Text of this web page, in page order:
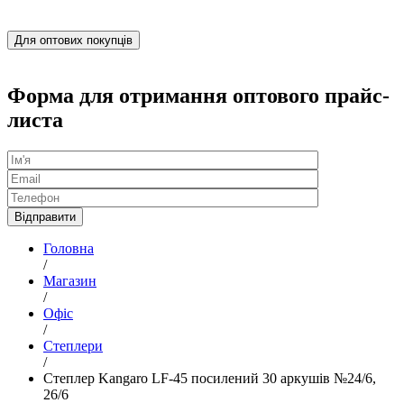
Для оптових покупців
Форма для отримання оптового прайс-
листа
Головна
/
Магазин
/
Офіс
/
Степлери
/
Степлер Kangaro LF-45 посилений 30 аркушів №24/6,
26/6